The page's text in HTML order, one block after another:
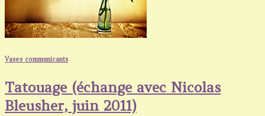
Vases communicants
Tatouage (échange avec Nicolas
Bleusher, juin 2011)